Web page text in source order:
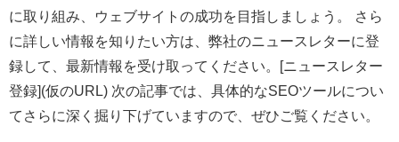
に取り組み、ウェブサイトの成功を目指しましょう。 さら
に詳しい情報を知りたい方は、弊社のニュースレターに登
録して、最新情報を受け取ってください。[ニュースレター
登録](仮のURL) 次の記事では、具体的なSEOツールについ
てさらに深く掘り下げていますので、ぜひご覧ください。